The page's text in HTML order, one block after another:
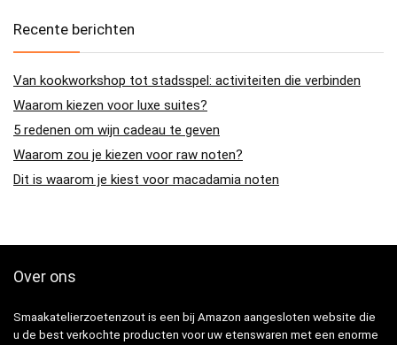
Recente berichten
Van kookworkshop tot stadsspel: activiteiten die verbinden
Waarom kiezen voor luxe suites?
5 redenen om wijn cadeau te geven
Waarom zou je kiezen voor raw noten?
Dit is waarom je kiest voor macadamia noten
Over ons
Smaakatelierzoetenzout is een bij Amazon aangesloten website die
u de best verkochte producten voor uw etenswaren met een enorme